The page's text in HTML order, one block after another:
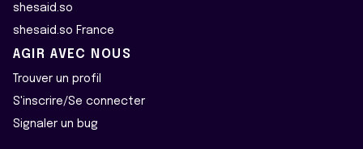
shesaid.so
shesaid.so France
AGIR AVEC NOUS
Trouver un profil
S'inscrire/Se connecter
Signaler un bug